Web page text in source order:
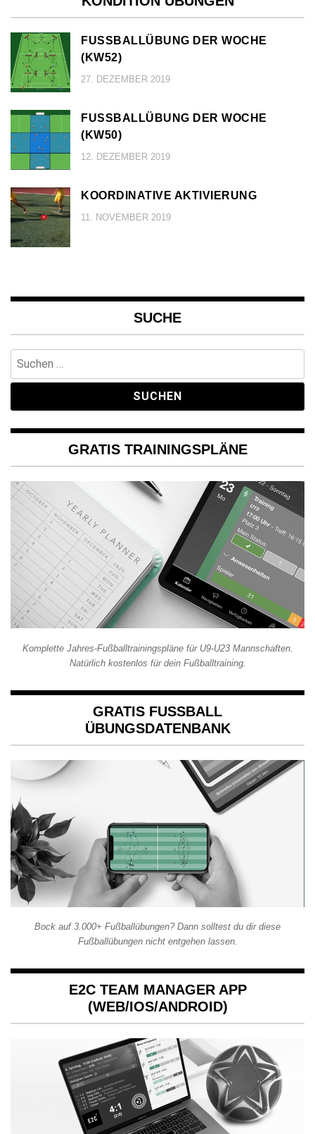
FUSSBALLÜBUNG DER WOCHE (
KW52)
27. DEZEMBER 2019
FUSSBALLÜBUNG DER WOCHE (
KW50)
12. DEZEMBER 2019
KOORDINATIVE AKTIVIERUNG
11. NOVEMBER 2019
SUCHE
nach:
GRATIS TRAININGSPLÄNE
Komplette Jahres-Fußballtrainingspläne für U9-U23 Mannschaften.
Natürlich kostenlos für dein Fußballtraining.
GRATIS FUSSBALL Ü
BUNGSDATENBANK
Bock auf 3.000+ Fußballübungen? Dann solltest du dir diese
Fußballübungen nicht entgehen lassen.
E2C TEAM MANAGER APP
(WEB/IOS/ANDROID)